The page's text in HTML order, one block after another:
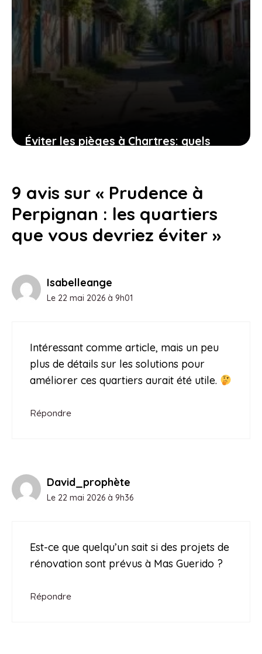
Éviter les pièges à Chartres: quels
24 juillet 2026
9 avis sur « Prudence à
Perpignan : les quartiers
que vous devriez éviter »
Isabelleange
Le 22 mai 2026 à 9h01
Intéressant comme article, mais un peu
plus de détails sur les solutions pour
améliorer ces quartiers aurait été utile.
Répondre
David_prophète
Le 22 mai 2026 à 9h36
Est-ce que quelqu’un sait si des projets de
rénovation sont prévus à Mas Guerido ?
Répondre